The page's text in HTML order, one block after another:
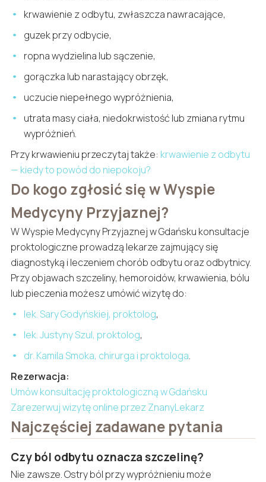
krwawienie z odbytu, zwłaszcza nawracające,
guzek przy odbycie,
ropna wydzielina lub sączenie,
gorączka lub narastający obrzęk,
uczucie niepełnego wypróżnienia,
utrata masy ciała, niedokrwistość lub zmiana rytmu
wypróżnień.
Przy krwawieniu przeczytaj także: krwawienie z odbytu
— kiedy to powód do niepokoju?
Do kogo zgłosić się w Wyspie
Medycyny Przyjaznej?
W Wyspie Medycyny Przyjaznej w Gdańsku konsultacje
proktologiczne prowadzą lekarze zajmujący się
diagnostyką i leczeniem chorób odbytu oraz odbytnicy.
Przy objawach szczeliny, hemoroidów, krwawienia, bólu
lub pieczenia możesz umówić wizytę do:
lek. Sary Godyńskiej, proktolog,
lek. Justyny Szul, proktolog,
dr. Kamila Smoka, chirurga i proktologa.
Rezerwacja:
Umów konsultację proktologiczną w Gdańsku
Zarezerwuj wizytę online przez ZnanyLekarz
Najczęściej zadawane pytania
Czy ból odbytu oznacza szczelinę?
Nie zawsze. Ostry ból przy wypróżnieniu może